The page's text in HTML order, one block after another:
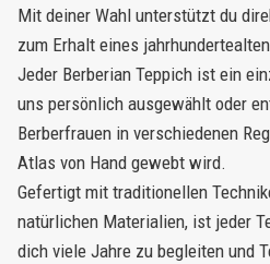
Mit deiner Wahl unterstützt du
zum Erhalt eines
Jeder Berberian Teppich ist ein
uns persönlich ausgewählt oder
Berberfrauen in verschiedenen
Atlas von Hand gewebt wird.
Gefertigt mit traditionellen
natürlichen Materialien, ist jeder
dich viele Jahre zu begleiten und